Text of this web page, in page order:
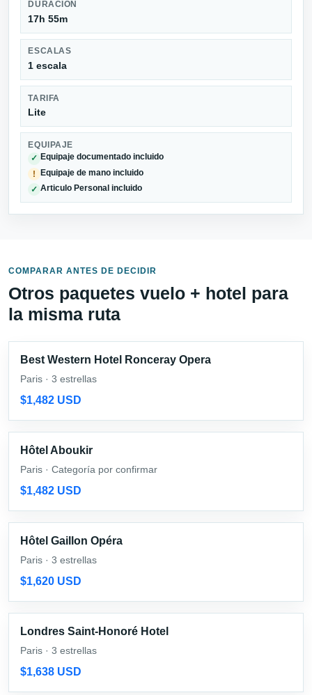
DURACIÓN
17h 55m
ESCALAS
1 escala
TARIFA
Lite
EQUIPAJE
✓ Equipaje documentado incluido
! Equipaje de mano incluido
✓ Articulo Personal incluido
COMPARAR ANTES DE DECIDIR
Otros paquetes vuelo + hotel para
la misma ruta
Best Western Hotel Ronceray Opera
Paris · 3 estrellas
$1,482 USD
Hôtel Aboukir
Paris · Categoría por confirmar
$1,482 USD
Hôtel Gaillon Opéra
Paris · 3 estrellas
$1,620 USD
Londres Saint-Honoré Hotel
Paris · 3 estrellas
$1,638 USD